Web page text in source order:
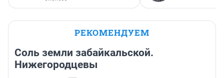
РЕКОМЕНДУЕМ
Соль земли забайкальской.
Нижегородцевы